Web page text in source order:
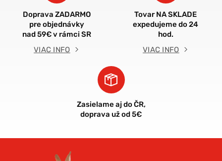
Doprava ZADARMO
pre objednávky
nad 59€ v rámci SR
VIAC INFO
Tovar NA SKLADE
expedujeme do 24
hod.
VIAC INFO
Zasielame aj do ČR,
doprava už od 5€